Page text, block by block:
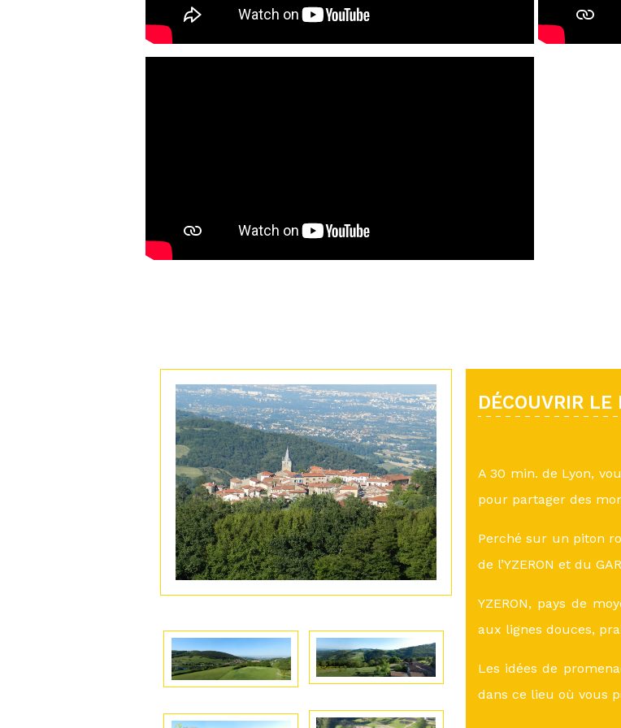
DÉCOUVRIR LE
A 30 min. de Lyon,
pour partager des
Perché sur un piton
de l’YZERON et du
YZERON, pays de
aux lignes douces,
Les idées de
dans ce lieu où vous